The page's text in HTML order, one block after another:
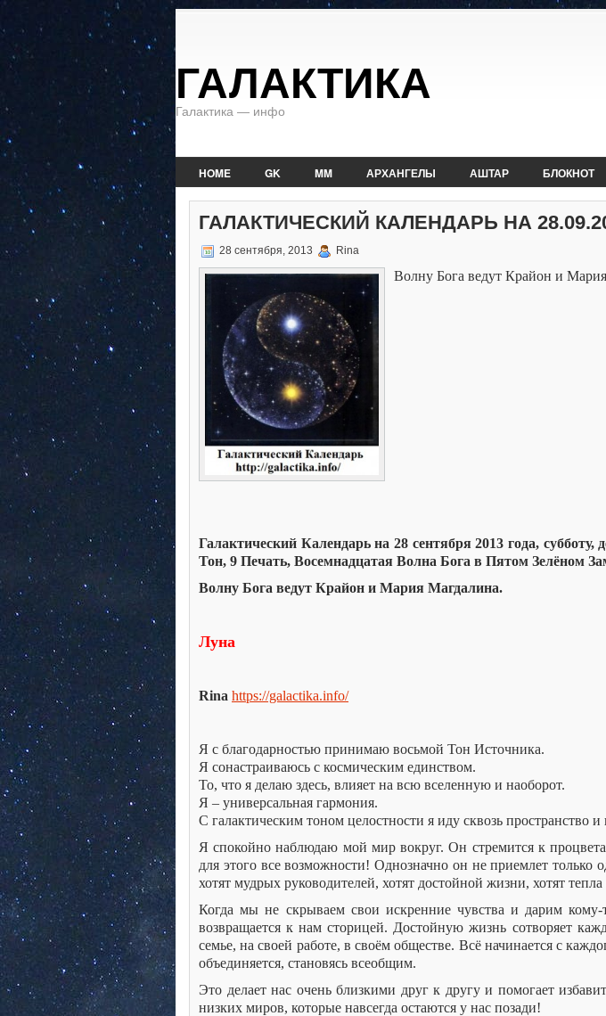
ГАЛАКТИКА
Галактика — инфо
HOME GK MM АРХАНГЕЛЫ АШТАР БЛОКНОТ
ГАЛАКТИЧЕСКИЙ КАЛЕНДАРЬ НА
28 сентября, 2013 Rina
Волну Бога ведут Крайон и
Галактический Календарь на 28 сентября 2013 года,
Тон, 9 Печать, Восемнадцатая Волна Бога в Пятом Зелёном
Волну Бога ведут Крайон и Мария Магдалина.
Луна
Rina https://galactika.info/
Я с благодарностью принимаю восьмой Тон Источника.
Я сонастраиваюсь с космическим единством.
То, что я делаю здесь, влияет на всю вселенную и наоборот.
Я – универсальная гармония.
С галактическим тоном целостности я иду сквозь пространство и
Я спокойно наблюдаю мой мир вокруг. Он стремится к
для этого все возможности! Однозначно он не приемлет только
хотят мудрых руководителей, хотят достойной жизни, хотят
Когда мы не скрываем свои искренние чувства и дарим кому-
возвращается к нам сторицей. Достойную жизнь сотворяет
семье, на своей работе, в своём обществе. Всё начинается с
объединяется, становясь всеобщим.
Это делает нас очень близкими друг к другу и помогает
низких миров, которые навсегда остаются у нас позади!